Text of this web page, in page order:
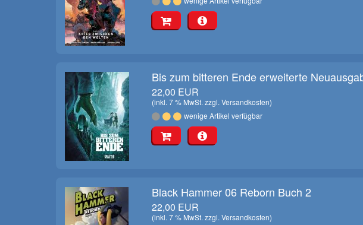
Bis zum bitteren Ende erweiterte
22,00 EUR
(inkl. 7 % MwSt. zzgl. Versandkosten)
wenige Artikel verfügbar
Black Hammer 06 Reborn Buch 2
22,00 EUR
(inkl. 7 % MwSt. zzgl. Versandkosten)